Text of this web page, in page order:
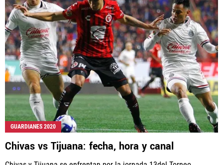
GUARDIANES 2020
Chivas vs Tijuana: fecha, hora y canal